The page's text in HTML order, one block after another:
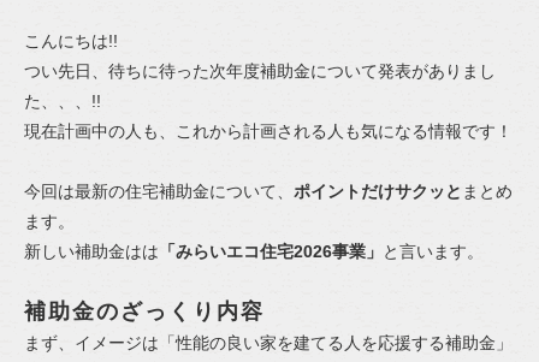
こんにちは!!
つい先日、待ちに待った次年度補助金について発表がありまし
た、、、!!
現在計画中の人も、これから計画される人も気になる情報です！
今回は最新の住宅補助金について、 ポイントだけサクッと まとめ
ます。
新しい補助金はは 「みらいエコ住宅2026事業」 と言います。
補助金のざっくり内容
まず、イメージは「性能の良い家を建てる人を応援する補助金」